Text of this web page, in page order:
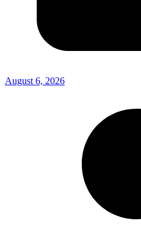
August 6, 2026